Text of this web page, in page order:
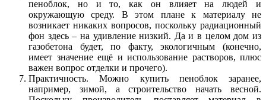
пеноблок, но и то, как он влияет на людей и
окружающую среду. В этом плане к материалу не
возникает никаких вопросов, поскольку радиационный
фон здесь – на удивление низкий. Да и в целом дом из
газобетона будет, по факту, экологичным (конечно,
имеет значение ещё и использование растворов, плюс
важен вопрос отделки и прочего).
Практичность. Можно купить пеноблок заранее,
например, зимой, а строительство начать весной.